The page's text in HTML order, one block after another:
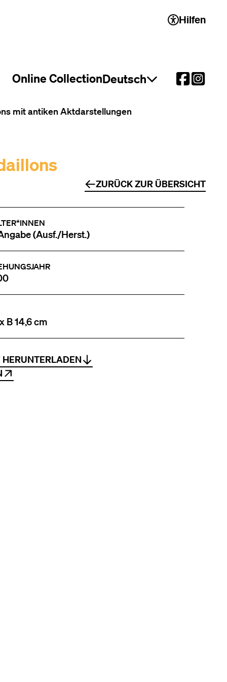
Hilfen
Online CollectionSprachauswahl öffnen
Deutsch
mit antiken Aktdarstellungen
ZURÜCK ZUR ÜBERSICHT
(Ausf./Herst.)
B 14,6 cm